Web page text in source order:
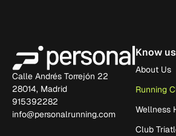
Calle Andrés Torrejón 22
28014, Madrid
915392282
info@personalrunning.com
Know us
About Us
Running
Wellness
Club